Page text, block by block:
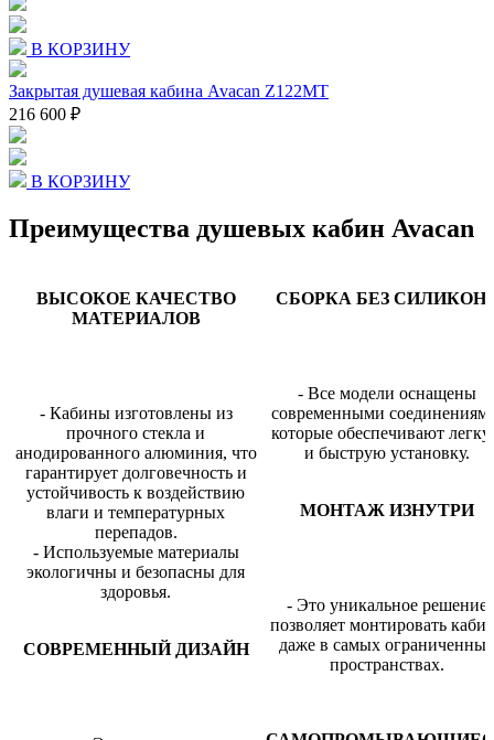
В КОРЗИНУ
Закрытая душевая кабина Avacan Z122MT
216 600 ₽
В КОРЗИНУ
Преимущества душевых кабин Avacan
ВЫСОКОЕ КАЧЕСТВО
МАТЕРИАЛОВ
- Кабины изготовлены из
прочного стекла и
анодированного алюминия, что
гарантирует долговечность и
устойчивость к воздействию
влаги и температурных
перепадов.
- Используемые материалы
экологичны и безопасны для
здоровья.
СОВРЕМЕННЫЙ ДИЗАЙН
СБОРКА БЕЗ
- Все модели оснащены
современными
которые обеспечивают
и быструю установку.
МОНТАЖ ИЗНУТРИ
- Это уникальное решение
позволяет монтировать
даже в самых ограниченных
пространствах.